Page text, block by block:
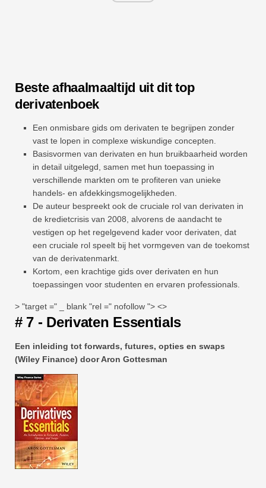
Beste afhaalmaaltijd uit dit top
derivatenboek
Een onmisbare gids om derivaten te begrijpen zonder
vast te lopen in complexe wiskundige concepten.
Basisvormen van derivaten en hun bruikbaarheid worden
in detail uitgelegd, samen met hun toepassing in
verschillende markten om te profiteren van unieke
handels- en afdekkingsmogelijkheden.
De auteur bespreekt ook de cruciale rol van derivaten in
de kredietcrisis van 2008, alvorens de aandacht te
vestigen op het regelgevend kader voor derivaten, dat
een cruciale rol speelt bij het vormgeven van de toekomst
van de derivatenmarkt.
Kortom, een krachtige gids over derivaten en hun
toepassingen voor studenten en ervaren professionals.
> "target =" _ blank "rel =" nofollow "> <>
# 7 - Derivaten Essentials
Een inleiding tot forwards, futures, opties en swaps
(Wiley Finance) door Aron Gottesman